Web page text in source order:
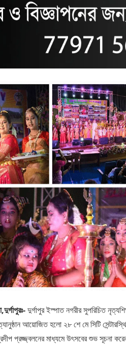
দুর্গাপুর ইস্পাত নগরীর সুপরিচিত
আয়োজিত হলো ২৮ শে মে সিটি
প্রজ্জ্বলনের মাধ্যমে উৎসবের শুভ সূচনা